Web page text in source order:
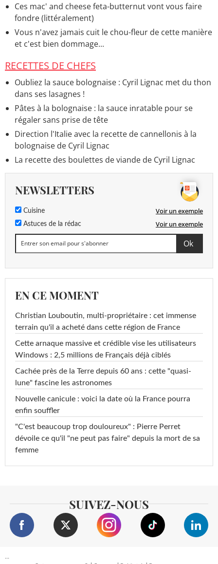
Ces mac' and cheese feta-butternut vont vous faire
fondre (littéralement)
Vous n'avez jamais cuit le chou-fleur de cette manière
et c'est bien dommage...
RECETTES DE CHEFS
Oubliez la sauce bolognaise : Cyril Lignac met du thon
dans ses lasagnes !
Pâtes à la bolognaise : la sauce inratable pour se
régaler sans prise de tête
Direction l'Italie avec la recette de cannellonis à la
bolognaise de Cyril Lignac
La recette des boulettes de viande de Cyril Lignac
NEWSLETTERS
Cuisine Voir un exemple
Astuces de la rédac Voir un exemple
EN CE MOMENT
Christian Louboutin, multi-propriétaire : cet immense
terrain qu'il a acheté dans cette région de France
Cette arnaque massive et crédible vise les utilisateurs
Windows : 2,5 millions de Français déjà ciblés
Cachée près de la Terre depuis 60 ans : cette "quasi-
lune" fascine les astronomes
Nouvelle canicule : voici la date où la France pourra
enfin souffler
"C'est beaucoup trop douloureux" : Pierre Perret
dévoile ce qu'il "ne peut pas faire" depuis la mort de sa
femme
SUIVEZ-NOUS
...